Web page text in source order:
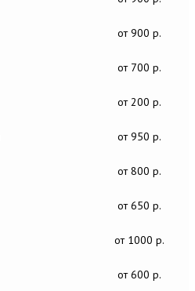
от 900 р.
от 700 р.
от 200 р.
от 950 р.
от 800 р.
от 650 р.
от 1000 р.
от 600 р.